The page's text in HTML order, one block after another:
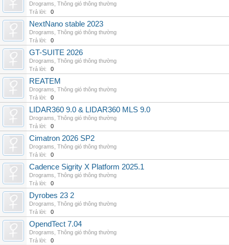
Drograms Thông gió thông thường
Trả lời:
0
NextNano stable 2023
Drograms Thông gió thông thường
Trả lời:
0
GT-SUITE 2026
Drograms Thông gió thông thường
Trả lời:
0
REATEM
Drograms Thông gió thông thường
Trả lời:
0
LIDAR360 9.0 & LIDAR360 MLS 9.0
Drograms Thông gió thông thường
Trả lời:
0
Cimatron 2026 SP2
Drograms Thông gió thông thường
Trả lời:
0
Cadence Sigrity X Platform 2025.1
Drograms Thông gió thông thường
Trả lời:
0
Dyrobes 23 2
Drograms Thông gió thông thường
Trả lời:
0
OpendTect 7.04
Drograms Thông gió thông thường
Trả lời:
0